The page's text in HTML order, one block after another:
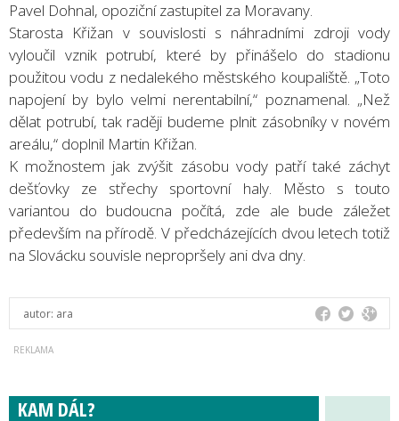
Pavel Dohnal, opoziční zastupitel za Moravany.
Starosta Křižan v souvislosti s náhradními zdroji vody
vyloučil vznik potrubí, které by přinášelo do stadionu
použitou vodu z nedalekého městského koupaliště. „Toto
napojení by bylo velmi nerentabilní,“ poznamenal. „Než
dělat potrubí, tak raději budeme plnit zásobníky v novém
areálu,“ doplnil Martin Křižan.
K možnostem jak zvýšit zásobu vody patří také záchyt
dešťovky ze střechy sportovní haly. Město s touto
variantou do budoucna počítá, zde ale bude záležet
především na přírodě. V předcházejících dvou letech totiž
na Slovácku souvisle nepropršely ani dva dny.
autor: ara
KAM DÁL?